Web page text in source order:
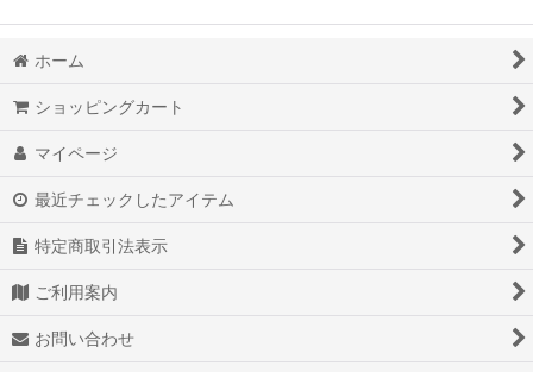
ホーム
ショッピングカート
マイページ
最近チェックしたアイテム
特定商取引法表示
ご利用案内
お問い合わせ